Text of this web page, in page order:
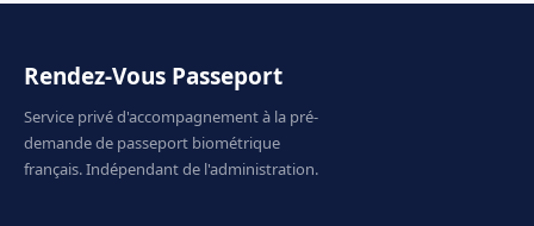
Rendez-Vous Passeport
Service privé d'accompagnement à la pré-
demande de passeport biométrique
français. Indépendant de l'administration.